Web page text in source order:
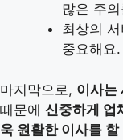
많은 주
최상의
중요해요.
마지막으로, 이사는
때문에 신중하게 업
욱 원활한 이사를